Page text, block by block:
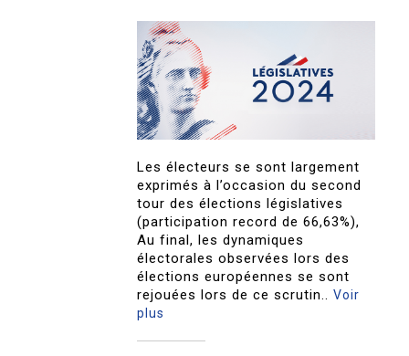
Les électeurs se sont largement
exprimés à l’occasion du second
tour des élections législatives
(participation record de 66,63%),
Au final, les dynamiques
électorales observées lors des
élections européennes se sont
rejouées lors de ce scrutin..Voir
plus